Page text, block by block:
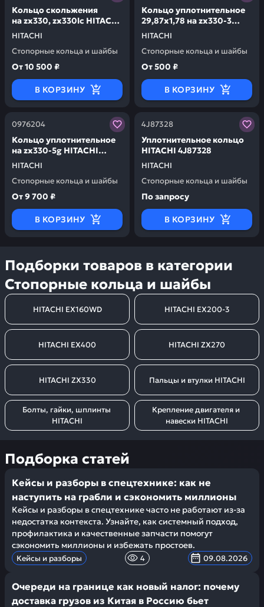
HITACHI
Кольцо скольжения
на zx330, zx330lc HITACHI
4S00798
Стопорные кольца и шайбы
От10 500 ₽
В КОРЗИНУ
HITACHI
Кольцо уплотнительное
29,87х1,78 на zx330-3
HITACHI 4187328LHE
Стопорные кольца и шайбы
От500 ₽
В КОРЗИНУ
0976204
HITACHI
Кольцо уплотнительное
на zx330-5g HITACHI
0976204
Стопорные кольца и шайбы
Заказывая запчасти у нас, вы получаете гарантию
От9 700 ₽
В КОРЗИНУ
4J87328
HITACHI
Уплотнительное кольцо
HITACHI 4J87328
Стопорные кольца и шайбы
Заказывая запчасти у
По запросу
В КОРЗИНУ
Подборки товаров в категории
Стопорные кольца и шайбы
HITACHI EX160WD HITACHI EX200-3
HITACHI EX400 HITACHI ZX270
HITACHI ZX330 Пальцы и втулки HITACHI
Болты, гайки, шплинты
HITACHI
Крепление двигателя и
навески HITACHI
Подборка статей
Кейсы и разборы в спецтехнике: как не
наступить на грабли и сэкономить миллионы
Кейсы и разборы в спецтехнике часто не работают из-за
недостатка контекста. Узнайте, как системный подход,
профилактика и качественные запчасти помогут
сэкономить миллионы и избежать простоев.
Кейсы и разборы 4 09.08.2026
Очереди на границе как новый налог: почему
доставка грузов из Китая в Россию бьет